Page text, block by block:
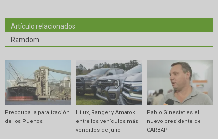
Artículo relacionados
Ramdom
Preocupa la paralización
de los Puertos
Hilux, Ranger y Amarok
entre los vehículos más
vendidos de julio
Pablo Ginestet es el
nuevo presidente de
CARBAP